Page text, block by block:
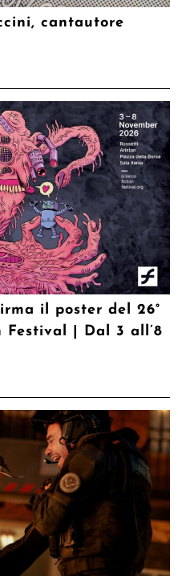
cantautore
il poster del 26°
Festival | Dal 3 all’8